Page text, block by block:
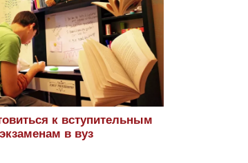
к вступительным
экзаменам в вуз